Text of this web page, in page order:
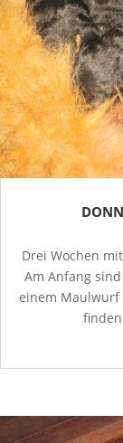
Drei Wochen
Am Anfang
einem Maulwurf